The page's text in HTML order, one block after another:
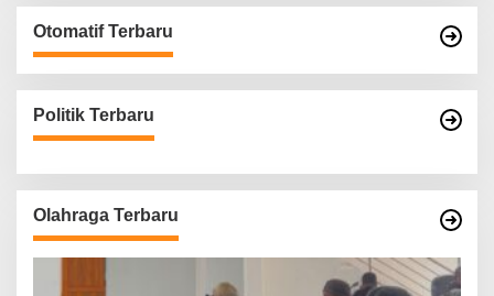
Otomatif Terbaru
Politik Terbaru
Olahraga Terbaru